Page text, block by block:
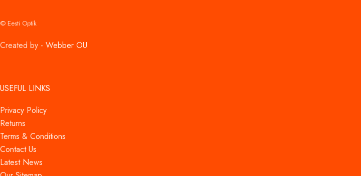
© Eesti Optik
Created by - Webber OU
USEFUL LINKS
Privacy Policy
Returns
Terms & Conditions
Contact Us
Latest News